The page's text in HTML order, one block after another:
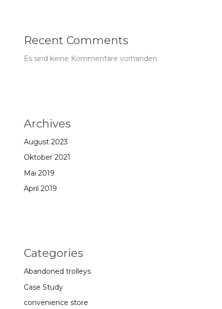
Recent Comments
Es sind keine Kommentare vorhanden.
Archives
August 2023
Oktober 2021
Mai 2019
April 2019
Categories
Abandoned trolleys
Case Study
convenience store